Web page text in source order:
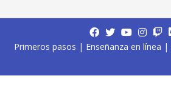
Primeros pasos | Enseñanza en línea |